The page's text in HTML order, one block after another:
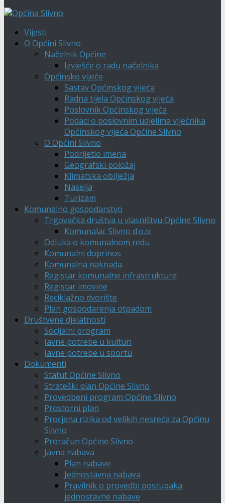
Vijesti
O Općini Slivno
Načelnik Općine
Izvješće o radu načelnika
Općinsko vijeće
Sastav Općinskog vijeća
Radna tijela Općinskog vijeća
Poslovnik Općinskog vijeća
Podaci o poslovnim udjelima vijećnika
Općinskog vijeća Općine Slivno
O Općini Slivno
Podrijetlo imena
Geografski položaj
Klimatska obilježja
Naselja
Turizam
Komunalno gospodarstvo
Trgovačka društva u vlasništvu Općine Slivno
Komunalac Slivno d.o.o.
Odluka o komunalnom redu
Komunalni doprinos
Komunalna naknada
Registar komunalne infrastrukture
Registar imovine
Reciklažno dvorište
Plan gospodarenja otpadom
Društvene djelatnosti
Socijalni program
Javne potrebe u kulturi
Javne potrebe u sportu
Dokumenti
Statut Općine Slivno
Strateški plan Općine Slivno
Provedbeni program Općine Slivno
Prostorni plan
Procjena rizika od velikih nesreća za Općinu
Slivno
Proračun Općine Slivno
Javna nabava
Plan nabave
Jednostavna nabava
Pravilnik o provedbi postupaka
jednostavne nabave